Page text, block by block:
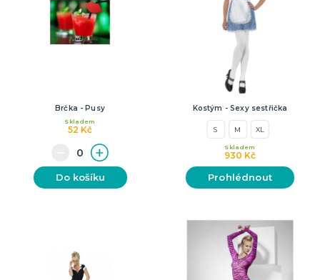
Brčka - Pusy
52 Kč
Skladem
Do košíku
Kostým - Sexy sestřička
S M XL
930 Kč
Skladem
Prohlédnout